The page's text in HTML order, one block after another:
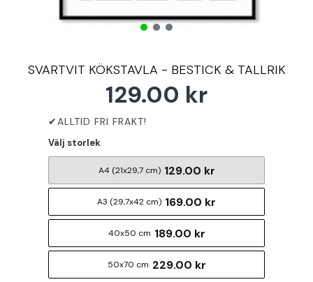
SVARTVIT KÖKSTAVLA - BESTICK & TALLRIK
129.00 kr
Välj storlek
A4 (21x29,7 cm) 129.00 kr
A3 (29,7x42 cm) 169.00 kr
40x50 cm 189.00 kr
50x70 cm 229.00 kr